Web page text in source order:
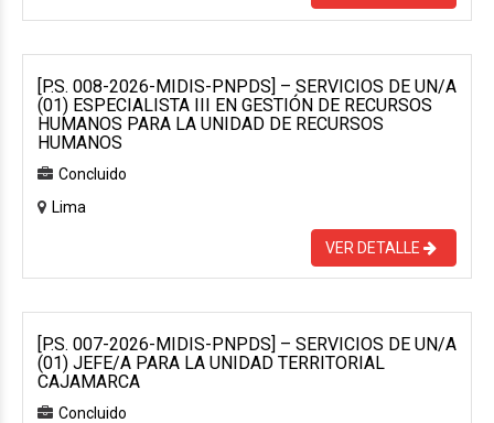
[P.S. 008-2026-MIDIS-PNPDS] – SERVICIOS DE UN/A
(01) ESPECIALISTA III EN GESTIÓN DE RECURSOS
HUMANOS PARA LA UNIDAD DE RECURSOS
HUMANOS
Concluido
Lima
VER DETALLE
[P.S. 007-2026-MIDIS-PNPDS] – SERVICIOS DE UN/A
(01) JEFE/A PARA LA UNIDAD TERRITORIAL
CAJAMARCA
Concluido